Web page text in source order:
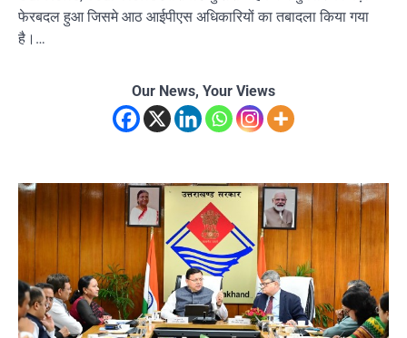
फेरबदल हुआ जिसमे आठ आईपीएस अधिकारियों का तबादला किया गया
है।…
Our News, Your Views